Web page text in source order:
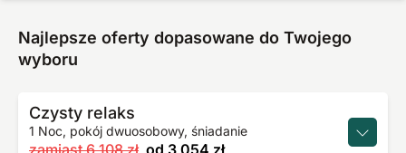
Najlepsze oferty dopasowane do Twojego
wyboru
Czysty relaks
1 Noc, pokój dwuosobowy, śniadanie
zamiast 6 108 zł od 3 054 zł